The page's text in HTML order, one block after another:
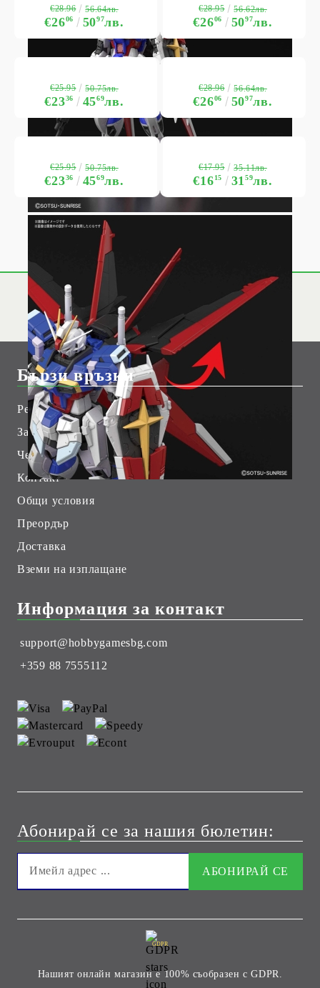
€2606 5097лв.
€28.96 56.64лв.
€2606 5097лв.
€28.95 56.62лв.
€2336 4569лв.
€25.95 50.75лв.
€2606 5097лв.
€28.96 56.64лв.
€2336 4569лв.
€25.95 50.75лв.
€1615 3159лв.
€17.95 35.11лв.
Бързи връзки
Рекламации
За Нас
Чести Въпроси
Контакт
Общи условия
Преордър
Доставка
Вземи на изплащане
Лоялни Клиенти
Хоби Геймс Клуб
Информация за контакт
support@hobbygamesbg.com
+359 88 7555112
Абонирай се за нашия бюлетин:
GDPR
Нашият онлайн магазин е 100% съобразен с GDPR.